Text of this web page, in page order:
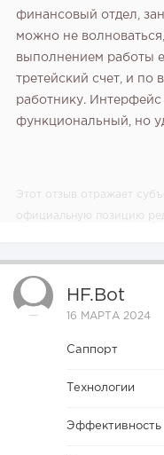
финансовый отдел,
можно не
выполнением работы
третейский счет, и по
работнику.
функциональный, но
Этот отзыв отражает
официальную позицию
HF.bot
16 МАРТА 2024
Саппорт
Технологии
Эффективность